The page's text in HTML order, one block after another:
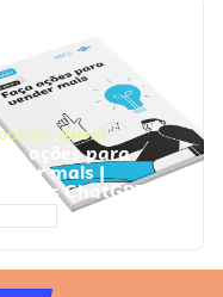
, VENDAS
ações para
mais |
ChatGPT